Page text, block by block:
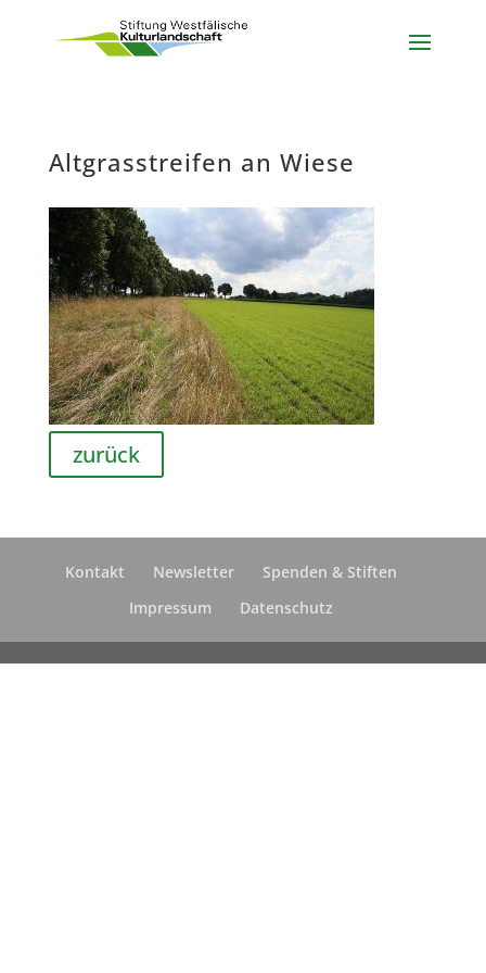
Altgrasstreifen an Wiese
zurück
Kontakt Newsletter
Spenden & Stiften
Impressum
Datenschutz